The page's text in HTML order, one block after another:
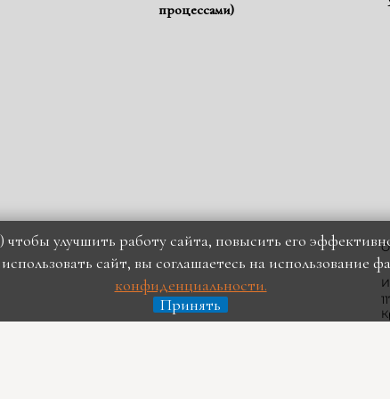
улучшить работу сайта, повысить его
сайт, вы соглашаетесь на использование
конфиденциальности.
Принять
процессами)